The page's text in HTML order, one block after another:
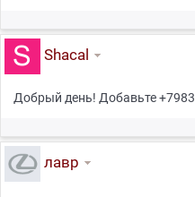
Shacal
Добрый день! Добавьте
лавр